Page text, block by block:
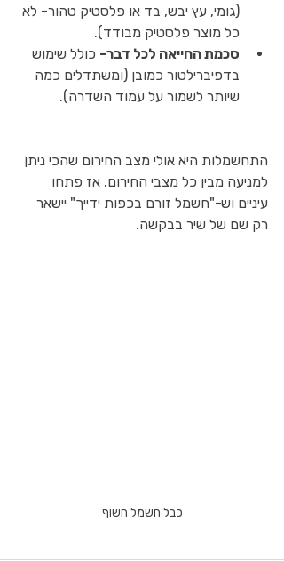
(גומי, עץ יבש, בד או פלסטיק טהור- לא
כל מוצר פלסטיק מבודד).
סכמת החייאה לכל דבר- כולל שימוש
בדפיברילטור כמובן (ומשתדלים כמה
שיותר לשמור על עמוד השדרה).
התחשמלות היא אולי מצב החירום שהכי ניתן
למניעה מבין כל מצבי החירום. אז פתחו
עיניים וש-"חשמל זורם בכפות ידייך" יישאר
רק שם של שיר בבקשה.
כבל חשמל חשוף